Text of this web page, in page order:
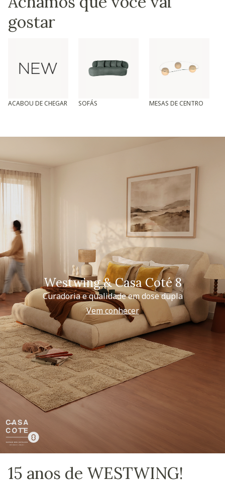
gostar
ACABOU DE CHEGAR SOFÁS MESAS DE CENTRO
Westwing & Casa Coté 8
Curadoria e qualidade em dose dupla
Vem conhecer
15 anos de WESTWING!